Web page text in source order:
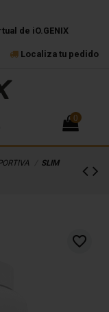
de iO.GENIX
Localiza tu pedido
0
SLIM
favorite_border